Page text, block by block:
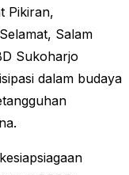
Pikiran,
Salam
Sukoharjo
dalam budaya